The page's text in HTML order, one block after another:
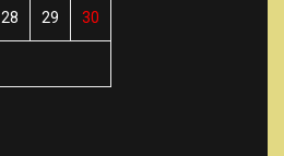
28 29 30